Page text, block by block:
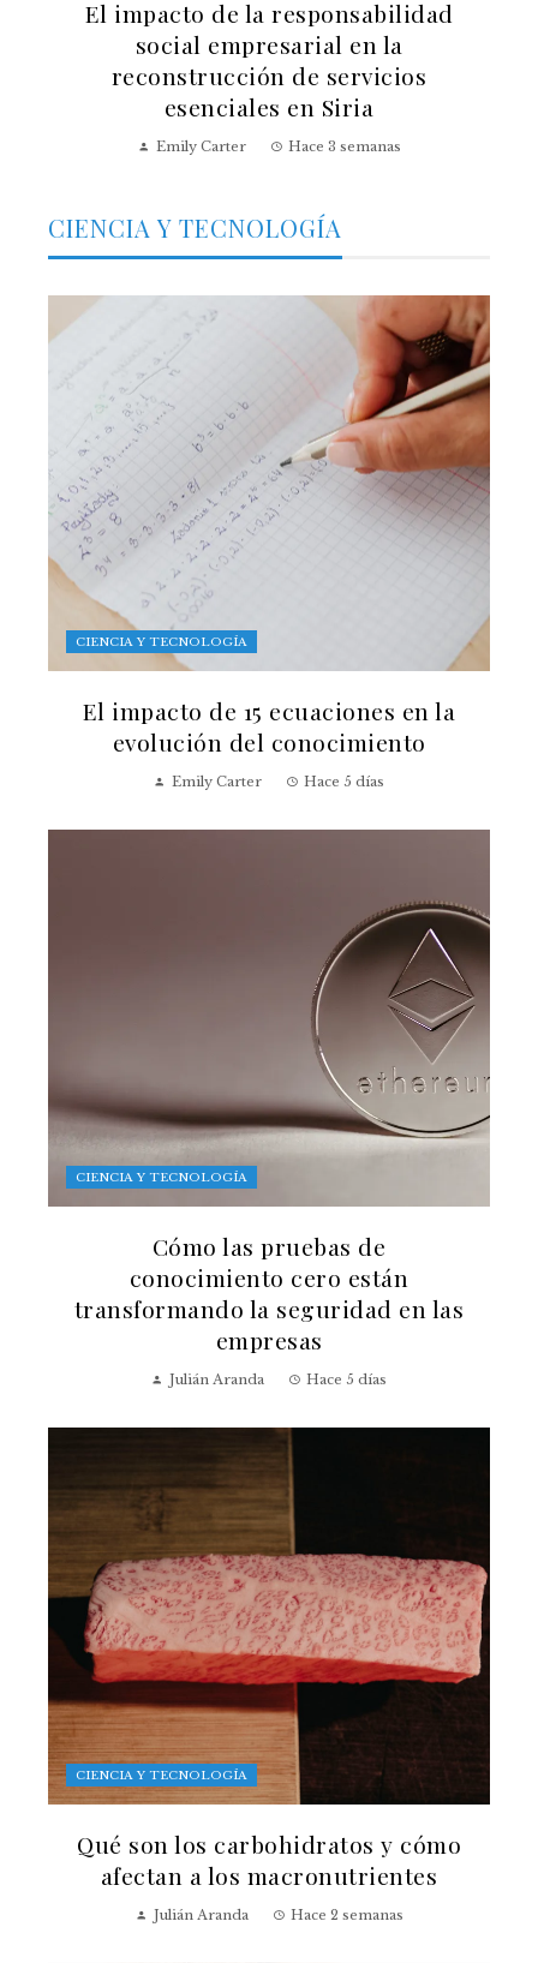
El impacto de la responsabilidad
social empresarial en la
reconstrucción de servicios
esenciales en Siria
Emily Carter Hace 3 semanas
CIENCIA Y TECNOLOGÍA
CIENCIA Y TECNOLOGÍA
El impacto de 15 ecuaciones en la
evolución del conocimiento
Emily Carter Hace 5 días
CIENCIA Y TECNOLOGÍA
Cómo las pruebas de
conocimiento cero están
transformando la seguridad en las
empresas
Julián Aranda Hace 5 días
CIENCIA Y TECNOLOGÍA
Qué son los carbohidratos y cómo
afectan a los macronutrientes
Julián Aranda Hace 2 semanas